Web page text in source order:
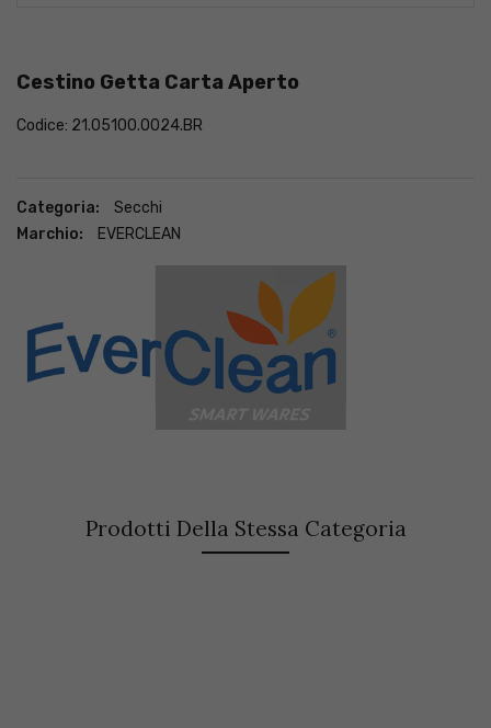
Cestino Getta Carta Aperto
Codice: 21.05100.0024.BR
Categoria:
Secchi
Marchio:
EVERCLEAN
Prodotti Della Stessa Categoria